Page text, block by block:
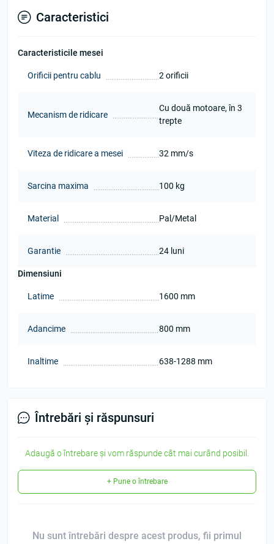
Caracteristici
Caracteristicile mesei
Orificii pentru cablu 2 orificii
Mecanism de ridicare
Сu două motoare, în 3
trepte
Viteza de ridicare a mesei 32 mm/s
Sarcina maxima 100 kg
Material Pal/Metal
Garantie 24 luni
Dimensiuni
Latime 1600 mm
Adancime 800 mm
Inaltime 638-1288 mm
Întrebări și răspunsuri
Adaugă o întrebare și vom răspunde cât mai curând posibil.
+ Pune o întrebare
Nu sunt întrebări despre acest produs, fii primul